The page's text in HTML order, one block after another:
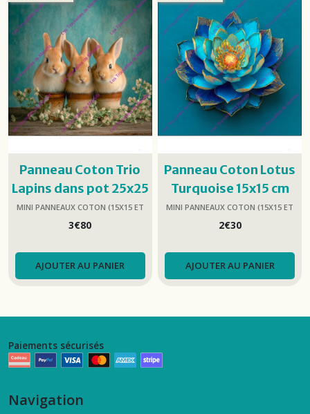
Panneau Coton Trio
Lapins dans pot 25x25
cm
MINI PANNEAUX COTON (15X15 ET
3€80
AJOUTER AU PANIER
Panneau Coton Lotus
Turquoise 15x15 cm
MINI PANNEAUX COTON (15X15 ET
2€30
AJOUTER AU PANIER
Paiements sécurisés
Navigation